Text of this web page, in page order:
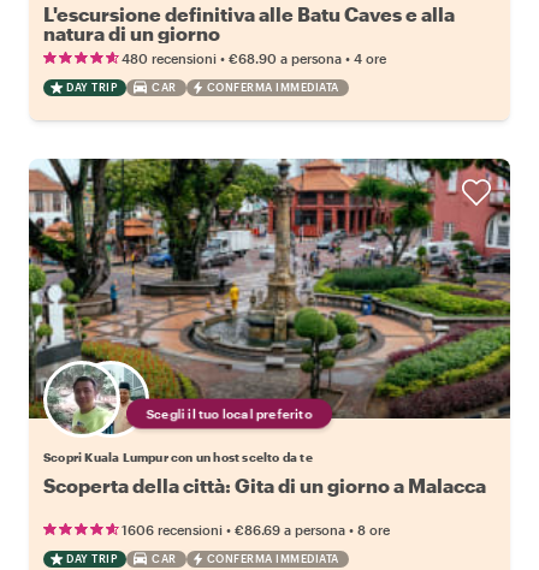
L'escursione definitiva alle Batu Caves e alla
natura di un giorno
480 recensioni • €68.90 a persona • 4 ore
DAY TRIP CAR CONFERMA IMMEDIATA
Scegli il tuo local preferito
Scopri Kuala Lumpur con un host scelto da te
Scoperta della città: Gita di un giorno a Malacca
1606 recensioni • €86.69 a persona • 8 ore
DAY TRIP CAR CONFERMA IMMEDIATA